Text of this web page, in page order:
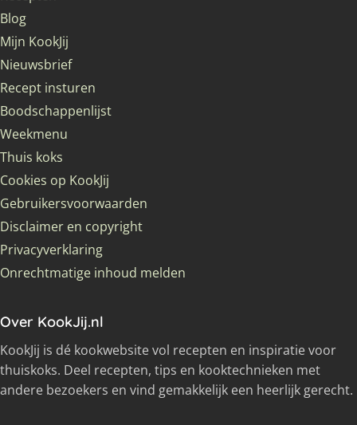
Blog
Mijn KookJij
Nieuwsbrief
Recept insturen
Boodschappenlijst
Weekmenu
Thuis koks
Cookies op KookJij
Gebruikersvoorwaarden
Disclaimer en copyright
Privacyverklaring
Onrechtmatige inhoud melden
Over KookJij.nl
KookJij is dé kookwebsite vol recepten en inspiratie voor
thuiskoks. Deel recepten, tips en kooktechnieken met
andere bezoekers en vind gemakkelijk een heerlijk gerecht.